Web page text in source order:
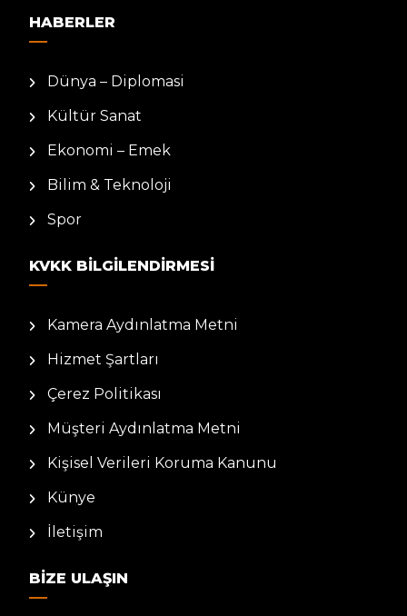
HABERLER
Dünya – Diplomasi
Kültür Sanat
Ekonomi – Emek
Bilim & Teknoloji
Spor
KVKK BILGILENDIRMESI
Kamera Aydınlatma Metni
Hizmet Şartları
Çerez Politikası
Müşteri Aydınlatma Metni
Kişisel Verileri Koruma Kanunu
Künye
İletişim
BIZE ULAŞIN